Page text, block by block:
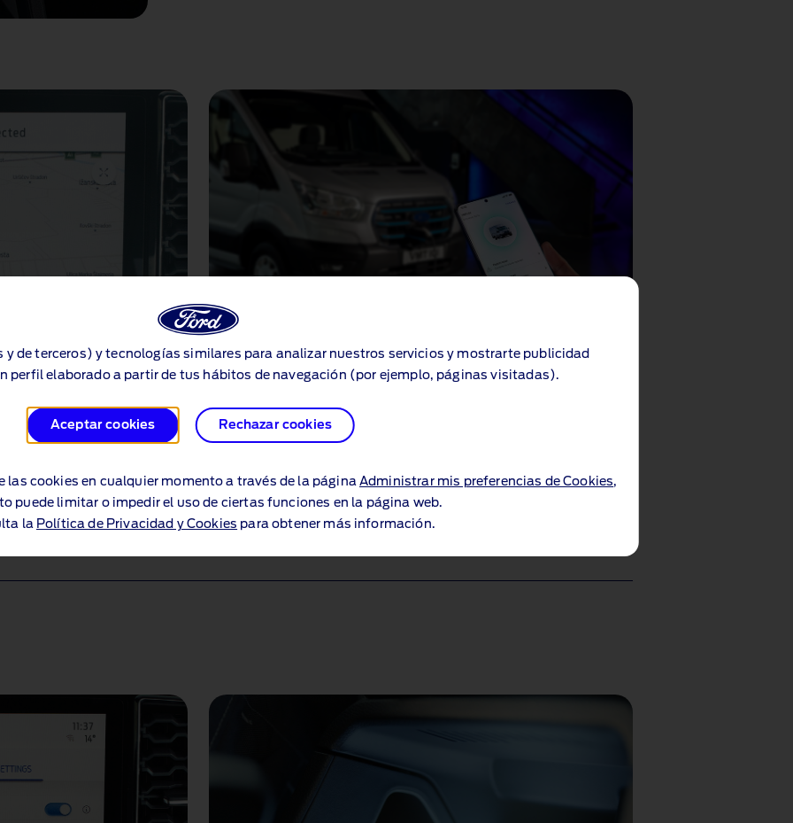
de navegación
información del
de rutas
Aplicación Ford app
La aplicación Ford app
Incluyendo las ubicaciones de tus vehículos, alertas
sobre su estado, la reserva de servicios en línea y mucho
más.
y de terceros) y tecnologías similares para analizar nuestros servicios y mostrarte publicidad
perfil elaborado a partir de tus hábitos de navegación (por ejemplo, páginas visitadas).
Aceptar cookies Rechazar cookies
las cookies en cualquier momento a través de la página Administrar mis preferencias de Cookies,
puede limitar o impedir el uso de ciertas funciones en la página web.
la Política de Privacidad y Cookies para obtener más información.